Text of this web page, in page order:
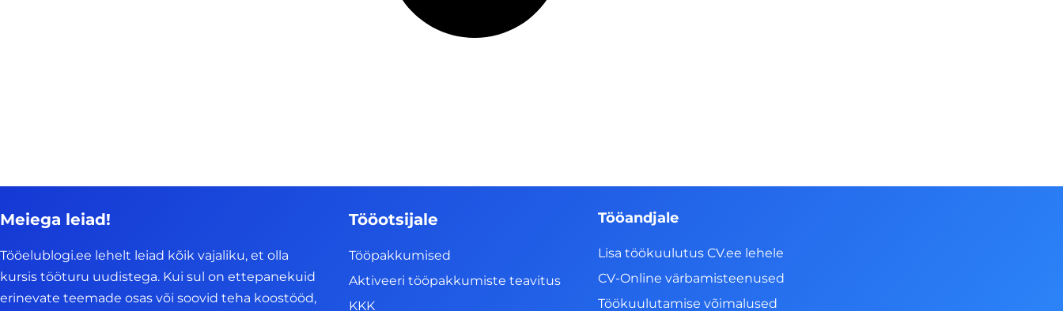
Meiega leiad!
Tööelublogi.ee lehelt leiad kõik vajaliku, et olla
kursis tööturu uudistega. Kui sul on ettepanekuid
erinevate teemade osas või soovid teha koostööd,
Tööotsijale
Tööpakkumised
Aktiveeri tööpakkumiste teavitus
KKK
Tööandjale
Lisa töökuulutus CV.ee lehele
CV-Online värbamisteenused
Töökuulutamise võimalused